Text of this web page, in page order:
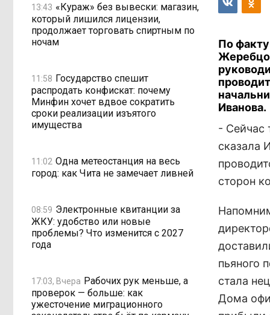
13:43 «Кураж» без вывески: магазин,
который лишился лицензии,
продолжает торговать спиртным по
ночам
11:58 Государство спешит
распродать конфискат: почему
Минфин хочет вдвое сократить
сроки реализации изъятого
имущества
11:02 Одна метеостанция на весь
город: как Чита не замечает ливней
08:59 Электронные квитанции за
ЖКУ: удобство или новые
проблемы? Что изменится с 2027
года
17:03, Вчера Рабочих рук меньше, а
проверок — больше: как
ужесточение миграционного
По
Иванова.
- Сейчас
сказала
сторон
пьяного
стала
Дома